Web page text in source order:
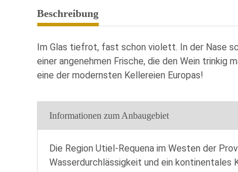
Beschreibung
Im Glas tiefrot, fast schon violett. In der Nase
einer angenehmen Frische, die den Wein trinkig
eine der modernsten Kellereien Europas!
Informationen zum Anbaugebiet
Die Region Utiel-Requena im Westen der
Wasserdurchlässigkeit und ein kontinentales